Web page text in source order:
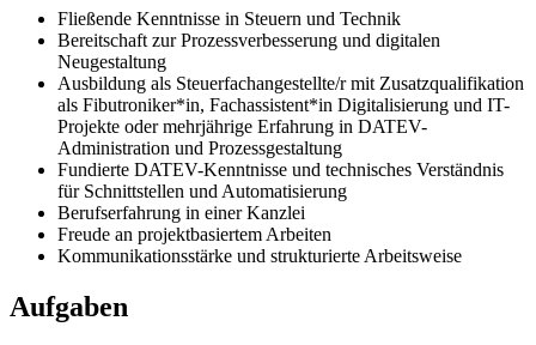
Fließende Kenntnisse in Steuern und Technik
Bereitschaft zur Prozessverbesserung und digitalen
Neugestaltung
Ausbildung als Steuerfachangestellte/r mit Zusatzqualifikation
als Fibutroniker*in, Fachassistent*in Digitalisierung und IT-
Projekte oder mehrjährige Erfahrung in DATEV-
Administration und Prozessgestaltung
Fundierte DATEV-Kenntnisse und technisches Verständnis
für Schnittstellen und Automatisierung
Berufserfahrung in einer Kanzlei
Freude an projektbasiertem Arbeiten
Kommunikationsstärke und strukturierte Arbeitsweise
Aufgaben